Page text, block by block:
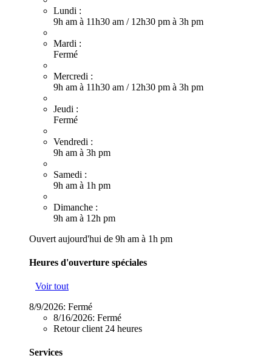
Lundi :
9h am à 11h30 am / 12h30 pm à 3h pm
Mardi :
Fermé
Mercredi :
9h am à 11h30 am / 12h30 pm à 3h pm
Jeudi :
Fermé
Vendredi :
9h am à 3h pm
Samedi :
9h am à 1h pm
Dimanche :
9h am à 12h pm
Ouvert aujourd'hui de 9h am à 1h pm
Heures d'ouverture spéciales
Voir tout
8/9/2026: Fermé
8/16/2026: Fermé
Retour client 24 heures
Services